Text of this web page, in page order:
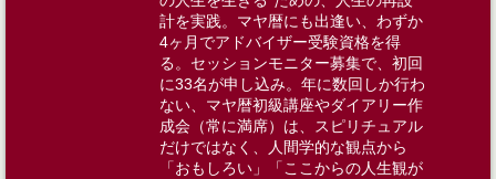
計を実践。マヤ暦にも出逢い、わずか
4ヶ月でアドバイザー受験資格を得
る。セッションモニター募集で、初回
に33名が申し込み。年に数回しか行わ
ない、マヤ暦初級講座やダイアリー作
成会（常に満席）は、スピリチュアル
だけではなく、人間学的な観点から
「おもしろい」「ここからの人生観が